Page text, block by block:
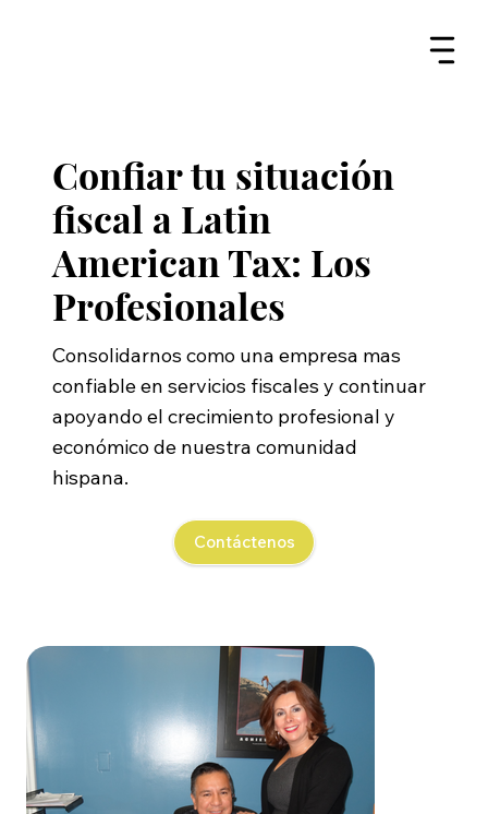
Confiar tu situación
fiscal a Latin
American Tax: Los
Profesionales
Consolidarnos como una empresa mas
confiable en servicios fiscales y continuar
apoyando el crecimiento profesional y
económico de nuestra comunidad
hispana.
Contáctenos